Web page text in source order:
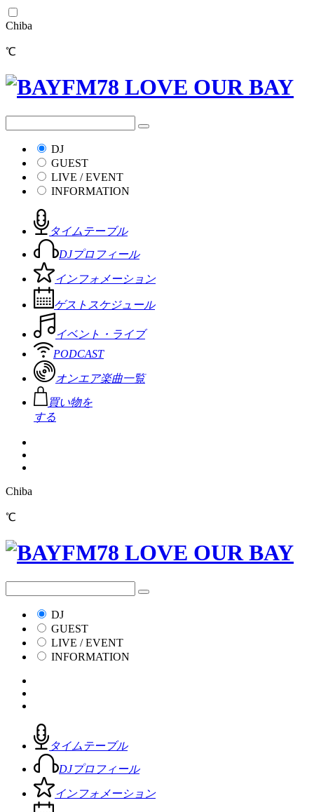
Chiba
℃
DJ
GUEST
LIVE / EVENT
INFORMATION
タイムテーブル
DJプロフィール
インフォメーション
ゲストスケジュール
イベント・ライブ
PODCAST
オンエア楽曲一覧
買い物を
する
Chiba
℃
DJ
GUEST
LIVE / EVENT
INFORMATION
タイムテーブル
DJプロフィール
インフォメーション